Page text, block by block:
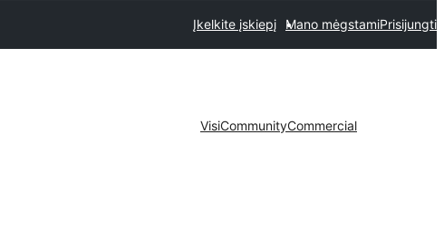
Įkelkite įskiepį Mano mėgstamiPrisijungti
VisiCommunityCommercial